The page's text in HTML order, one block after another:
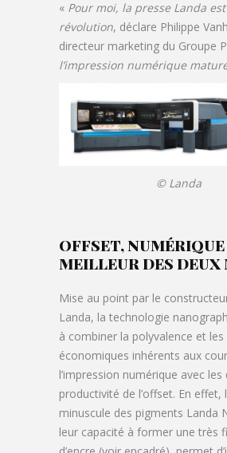
« Pour moi, la presse Landa
révolution, déclare Philippe
directeur marketing du Groupe
l’impression numérique
© Landa
OFFSET,
MEILLEUR DES DEUX
Mise au point par le
Landa, la technologie
à combiner la polyvalence et les
économiques inhérents aux
l’impression numérique avec
productivité de l’offset. En effet,
minuscule des pigments Landa
leur capacité à former une très